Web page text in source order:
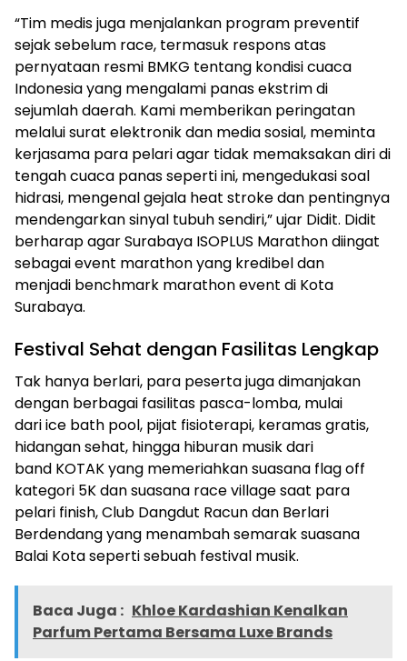
“Tim medis juga menjalankan program preventif
sejak sebelum race, termasuk respons atas
pernyataan resmi BMKG tentang kondisi cuaca
Indonesia yang mengalami panas ekstrim di
sejumlah daerah. Kami memberikan peringatan
melalui surat elektronik dan media sosial, meminta
kerjasama para pelari agar tidak memaksakan diri di
tengah cuaca panas seperti ini, mengedukasi soal
hidrasi, mengenal gejala heat stroke dan pentingnya
mendengarkan sinyal tubuh sendiri,” ujar Didit. Didit
berharap agar Surabaya ISOPLUS Marathon diingat
sebagai event marathon yang kredibel dan
menjadi benchmark marathon event di Kota
Surabaya.
Festival Sehat dengan Fasilitas Lengkap
Tak hanya berlari, para peserta juga dimanjakan
dengan berbagai fasilitas pasca-lomba, mulai
dari ice bath pool, pijat fisioterapi, keramas gratis,
hidangan sehat, hingga hiburan musik dari
band KOTAK yang memeriahkan suasana flag off
kategori 5K dan suasana race village saat para
pelari finish, Club Dangdut Racun dan Berlari
Berdendang yang menambah semarak suasana
Balai Kota seperti sebuah festival musik.
Baca Juga : Khloe Kardashian Kenalkan
Parfum Pertama Bersama Luxe Brands